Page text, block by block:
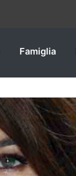
Famiglia